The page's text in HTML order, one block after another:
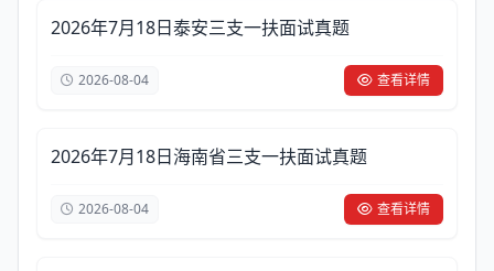
2026年7月18日泰安三支一扶面试真题
2026-08-04 查看详情
2026年7月18日海南省三支一扶面试真题
2026-08-04 查看详情